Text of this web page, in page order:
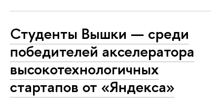
Студенты Вышки — среди
победителей акселератора
высокотехнологичных
стартапов от «Яндекса»